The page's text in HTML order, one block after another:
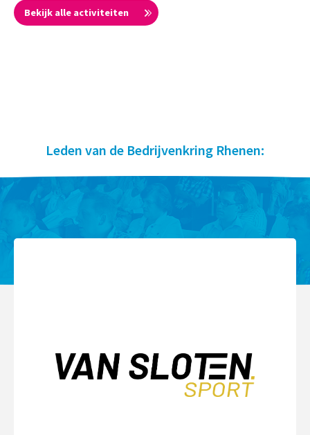
Bekijk alle activiteiten
Leden van de Bedrijvenkring Rhenen: